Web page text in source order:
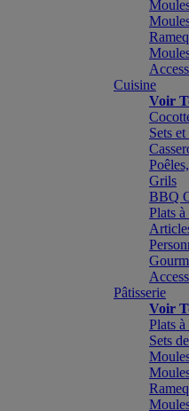
Cuisine
Voir
Sets
Grils
BBQ
Plats
Pâtisserie
Voir
Plats
Sets